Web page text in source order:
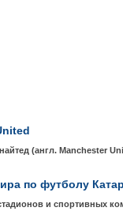
(англ. Manchester
по футболу
и спортивных